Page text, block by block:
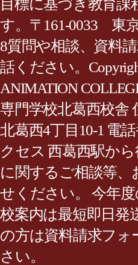
目標に基づき教育課
す。〒161-0033 東
8質問や相談、資料
話ください。
ANIMATION
専門学校北葛西校舎
北葛西4丁目10-1 電話
クセス 西葛西駅から
に関するご相談等、
せください。 今年
校案内は最短即日発
の方は資料請求フ
さい。